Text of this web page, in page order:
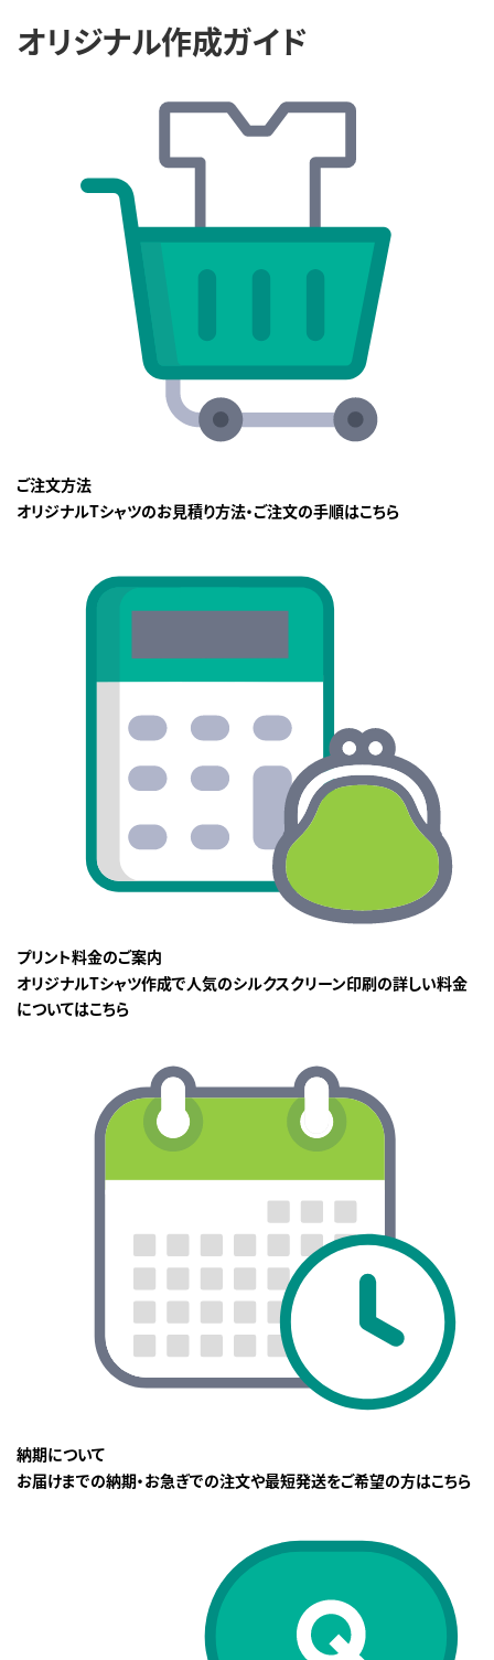
オリジナル作成ガイド
ご注文方法
オリジナルTシャツのお見積り方法・ご注文の手順はこちら
プリント料金のご案内
オリジナルTシャツ作成で人気のシルクスクリーン印刷の詳しい料金
についてはこちら
納期について
お届けまでの納期・お急ぎでの注文や最短発送をご希望の方はこちら